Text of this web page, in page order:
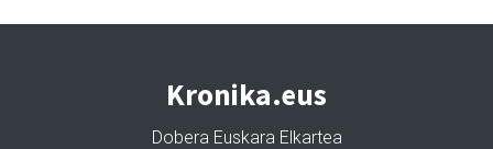
Kronika.eus
Dobera Euskara Elkartea